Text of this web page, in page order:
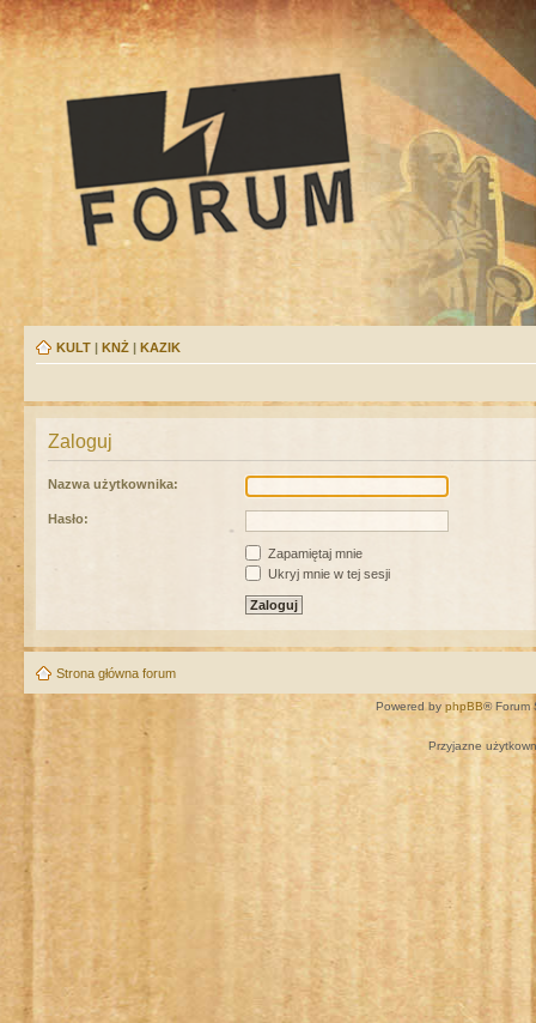
KULT | KNŻ | KAZIK
Zaloguj
Nazwa użytkownika:
Hasło:
Zapamiętaj mnie
Ukryj mnie w tej sesji
Strona główna forum
Powered by phpBB® Forum
Przyjazne